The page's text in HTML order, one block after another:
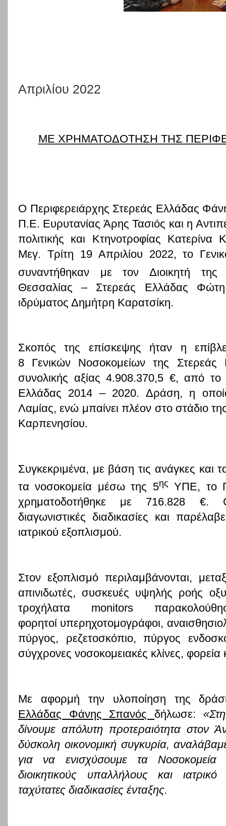
Απριλίου 2022
ΜΕ ΧΡΗΜΑΤΟΔΟΤΗΣΗ ΤΗΣ
Ο Περιφερειάρχης Στερεάς Ελλάδας
Π.Ε. Ευρυτανίας Άρης Τασιός και η
πολιτικής και Κτηνοτροφίας
Μεγ. Τρίτη 19 Απριλίου 2022, το
συναντήθηκαν με τον Διοικητή
Θεσσαλίας – Στερεάς Ελλάδας Φώτη
ιδρύματος Δημήτρη Καρατσίκη.
Σκοπός της επίσκεψης ήταν η
8 Γενικών Νοσοκομείων της Στερεάς
συνολικής αξίας 4.908.370,5 €, από το
Ελλάδας 2014 – 2020. Δράση, η
Λαμίας, ενώ μπαίνει πλέον στο στάδιο
Καρπενησίου.
Συγκεκριμένα, με βάση τις ανάγκες και
τα νοσοκομεία μέσω της 5ης ΥΠΕ, το
χρηματοδοτήθηκε με 716.828 €.
διαγωνιστικές διαδικασίες και
ιατρικού εξοπλισμού.
Στον εξοπλισμό περιλαμβάνονται,
απινιδωτές, συσκευές υψηλής ροής
τροχήλατα monitors
φορητοί υπερηχοτομογράφοι,
πύργος, ρεζετοσκόπιο, πύργος
σύγχρονες νοσοκομειακές κλίνες, φορεία
Με αφορμή την υλοποίηση της
Ελλάδας Φάνης Σπανός δήλωσε:
δίνουμε απόλυτη προτεραιότητα
δύσκολη οικονομική συγκυρία,
για να ενισχύσουμε τα Νοσοκομεία
διοικητικούς υπαλλήλους και
ταχύτατες διαδικασίες ένταξης.